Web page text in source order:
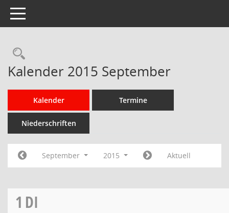
Toggle navigation
Rechercheauswahl
Kalender 2015 September
Kalender Termine
Niederschriften
September 2015 Aktuell
1 DI